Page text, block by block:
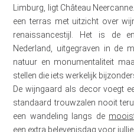
Limburg, ligt Château
een terras met uitzicht over
renaissancestijl. Het is de
Nederland, uitgegraven in de
natuur en monumentaliteit
stellen die iets werkelijk
De wijngaard als decor voegt
standaard trouwzalen nooit
een wandeling langs de
een extra belevenisdag voor jullie